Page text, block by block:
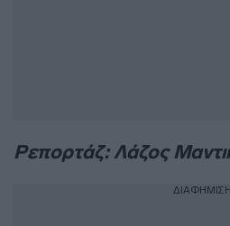
Ρεπορτάζ: Λάζος
ΔΙΑΦΗΜΙΣΗ